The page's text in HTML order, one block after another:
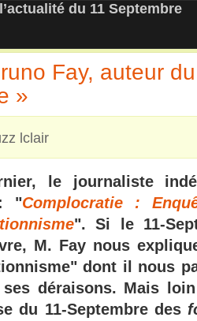
– NEWS
du 11 Septembre
Fay, auteur
»
lclair
le journaliste
"Complocratie :
". Si le 11-
M. Fay nous
dont il nous
ses déraisons. Mais
du 11-Septembre des